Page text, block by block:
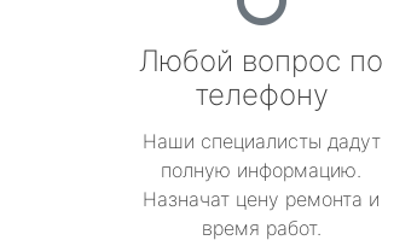
Любой вопрос по
телефону
Наши специалисты дадут
полную информацию.
Назначат цену ремонта и
время работ.